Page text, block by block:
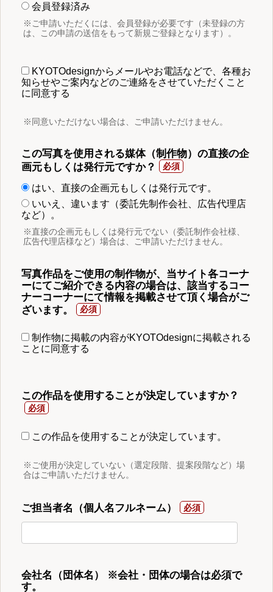
会員登録済み
※ご申請いただくには、会員登録が必要です（未登録の方
は、この申請の送信をもって新規ご登録となります）。
KYOTOdesignからメールやお電話などで、各種お
知らせやご案内などのご連絡をさせていただくこと
に同意する
※同意いただけない場合は、ご申請いただけません。
この写真を使用される媒体（制作物）の直接の企
画元もしくは発行元ですか？
はい、直接の企画元もしくは発行元です。
いいえ、違います（委託先制作会社、広告代理店
など）。
※直接の企画元もしくは発行元でない（委託制作会社様、
広告代理店様など）場合は、ご申請いただけません。
写真作品をご使用の制作物が、当サイト各コーナ
ーにてご紹介できる内容の場合は、該当するコー
ナーコーナーにて情報を掲載させて頂く場合がご
ざいます。
制作物に掲載の内容がKYOTOdesignに掲載される
ことに同意する
この作品を使用することが決定していますか？
この作品を使用することが決定しています。
※ご使用が決定していない（選定段階、提案段階など）場
合はご申請いただけません。
ご担当者名（個人名フルネーム）
会社名（団体名） ※会社・団体の場合は必須で
す。